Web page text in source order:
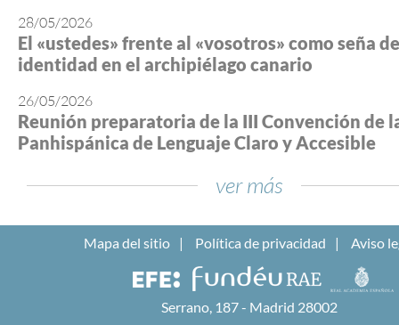
28/05/2026
El «ustedes» frente al «vosotros» como seña de
identidad en el archipiélago canario
26/05/2026
Reunión preparatoria de la III Convención de
Panhispánica de Lenguaje Claro y Accesible
ver más
Mapa del sitio Política de privacidad Aviso
Serrano, 187 - Madrid 28002